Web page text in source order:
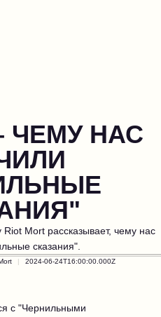
ЧЕМУ НАС
Mort рассказывает, чему нас
сказания".
2024-06-24T16:00:00.000Z
с "Чернильными